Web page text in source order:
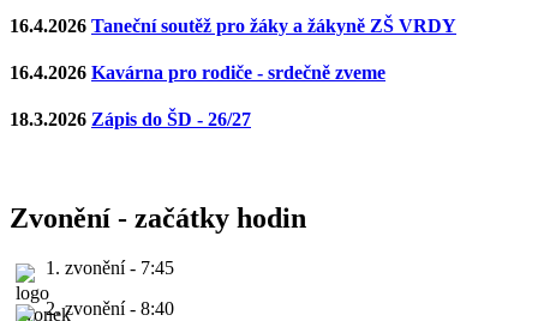
16.4.2026 Taneční soutěž pro žáky a žákyně ZŠ VRDY
16.4.2026 Kavárna pro rodiče - srdečně zveme
18.3.2026 Zápis do ŠD - 26/27
Zvonění - začátky hodin
1. zvonění - 7:45
2. zvonění - 8:40